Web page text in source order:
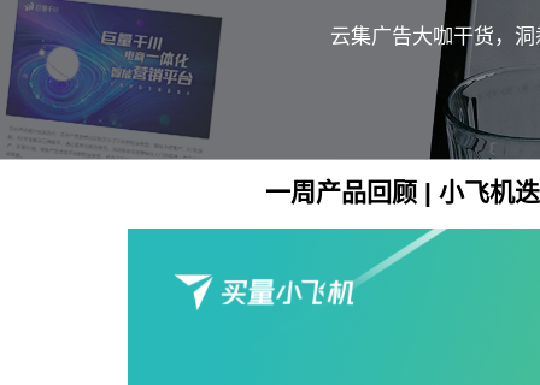
云集广告大咖干货，
一周产品回顾 | 小飞机